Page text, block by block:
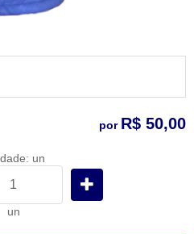
por R$ 50,00
un
un